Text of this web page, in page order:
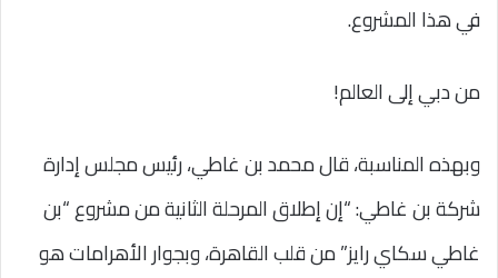
في هذا المشروع.
من دبي إلى العالم!
وبهذه المناسبة، قال محمد بن غاطي، رئيس مجلس إدارة
شركة بن غاطي: “إن إطلاق المرحلة الثانية من مشروع “بن
غاطي سكاي رايز” من قلب القاهرة، وبجوار الأهرامات هو